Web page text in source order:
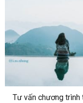
Tư vấn chương